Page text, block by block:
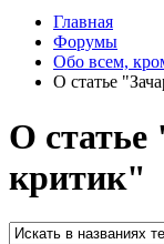
Главная
Форумы
Обо всем,
О статье
О
критик"